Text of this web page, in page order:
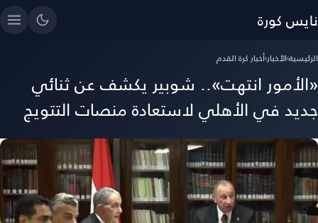
نايس كورة
الرئيسية›الأخبار›أخبار كرة القدم
«الأمور انتهت».. شوبير يكشف عن ثنائي
جديد في الأهلي لاستعادة منصات التتويج